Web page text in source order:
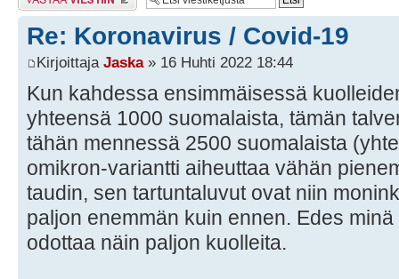
Re: Koronavirus / Covid-19
Kirjoittaja Jaska» 16 Huhti 2022 18:44
Kun kahdessa ensimmäisessä
yhteensä 1000 suomalaista, tämän
tähän mennessä 2500 suomalaista
omikron-variantti aiheuttaa vähän
taudin, sen tartuntaluvut ovat niin
paljon enemmän kuin ennen. Edes
odottaa näin paljon kuolleita.